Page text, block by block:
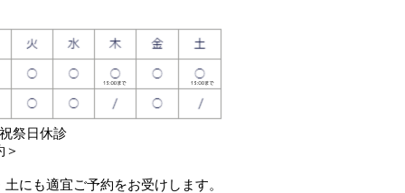
祭日休診
にも適宜ご予約をお受けします。